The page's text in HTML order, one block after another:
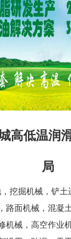
高低温润
局
挖掘机械，铲
路面机械，混凝
机械，高空作业